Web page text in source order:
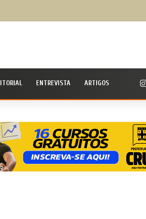
com dificuldades de acesso a serviços digitais
ENTREVISTA ARTIGOS